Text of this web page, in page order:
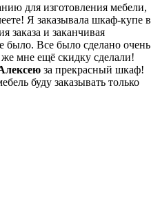
для изготовления мебели,
Я заказывала шкаф-купе в
заказа и заканчивая
Все было сделано очень
мне ещё скидку сделали!
за прекрасный шкаф!
буду заказывать только